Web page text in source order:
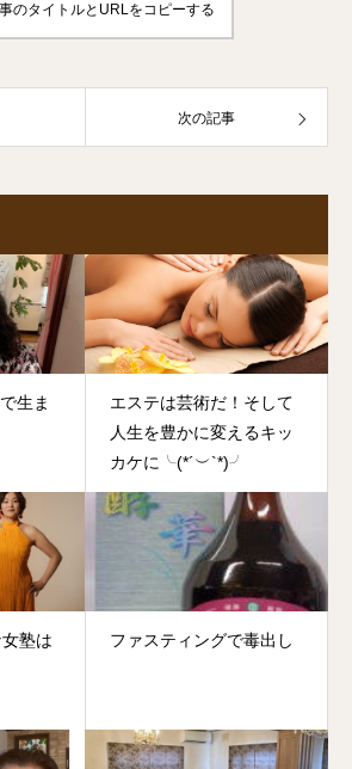
のタイトルとURLをコピーする
次の記事
生ま
エステは芸術だ！そして
人生を豊かに変えるキッ
カケに╰(*´︶`*)╯
塾は
ファスティングで毒出し